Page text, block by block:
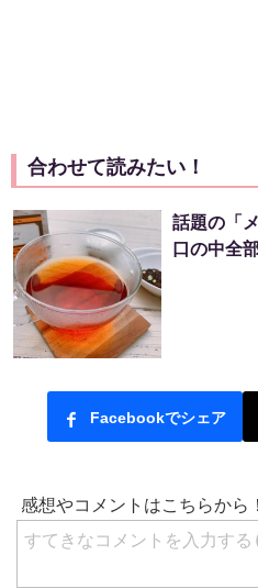
合わせて読みたい！
話題の「
口の中全
Facebookでシェア